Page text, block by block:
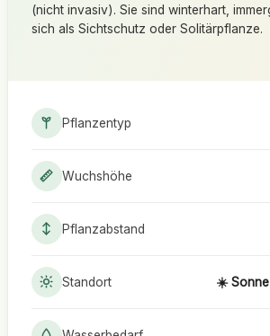
(nicht invasiv). Sie sind winterhart,
sich als Sichtschutz oder Solitärpflanze.
Pflanzentyp
Wuchshöhe
Pflanzabstand
Standort ☀️ Sonne